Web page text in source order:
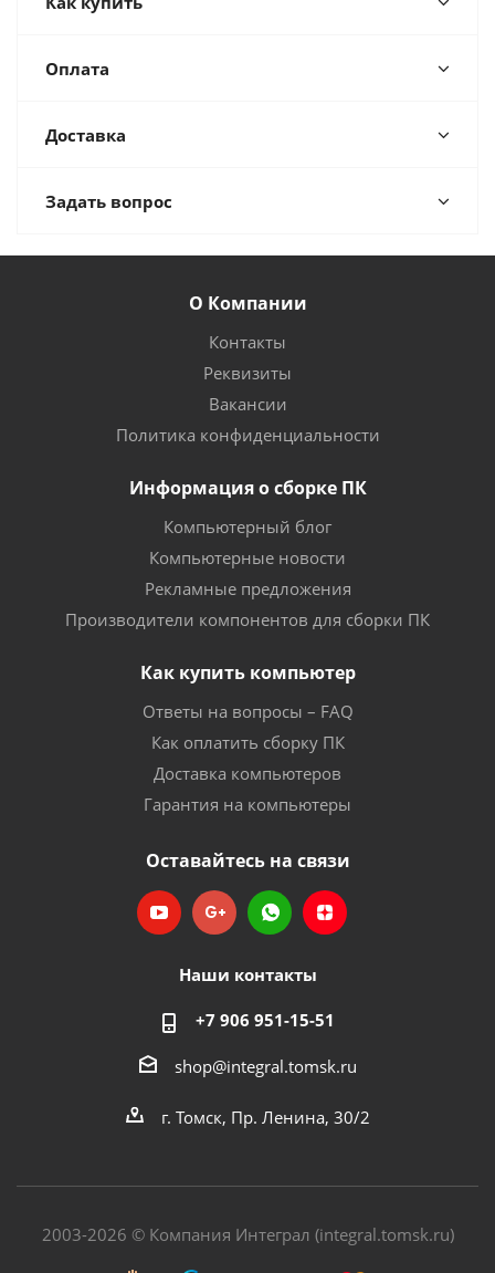
Оплата
Доставка
Задать вопрос
О Компании
Контакты
Реквизиты
Вакансии
Политика конфиденциальности
Информация о сборке ПК
Компьютерный блог
Компьютерные новости
Рекламные предложения
Производители компонентов для сборки ПК
Как купить компьютер
Ответы на вопросы – FAQ
Как оплатить сборку ПК
Доставка компьютеров
Гарантия на компьютеры
Оставайтесь на связи
Наши контакты
+7 906 951-15-51
shop@integral.tomsk.ru
г. Томск, Пр. Ленина, 30/2
2003-2026 © Компания Интеграл (integral.tomsk.ru)